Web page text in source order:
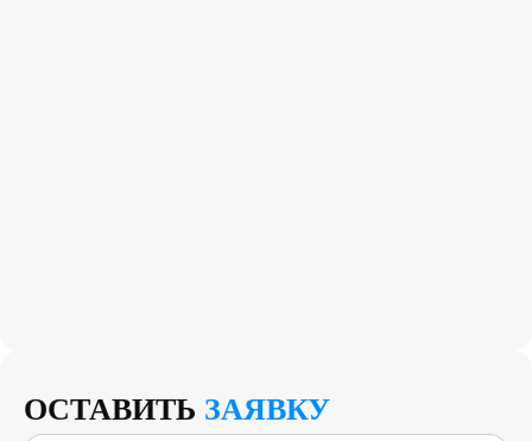
ОСТАВИТЬ ЗАЯВКУ